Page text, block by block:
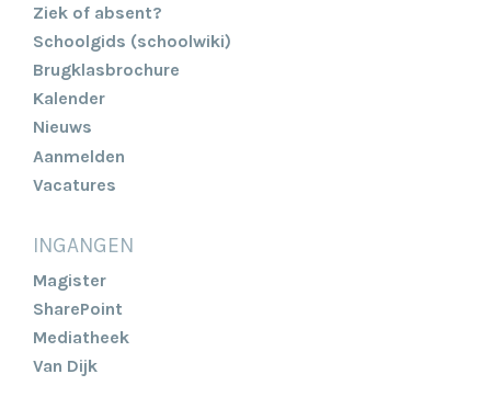
Ziek of absent?
Schoolgids (schoolwiki)
Brugklasbrochure
Kalender
Nieuws
Aanmelden
Vacatures
INGANGEN
Magister
SharePoint
Mediatheek
Van Dijk